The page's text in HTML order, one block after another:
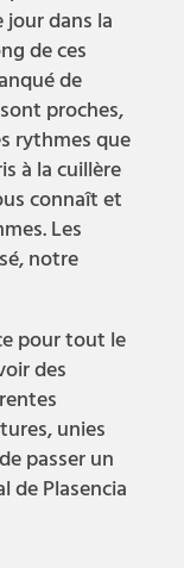
dans la
de ces
de
proches,
rythmes que
à la cuillère
connaît et
Les
notre
pour tout le
des
unies
passer un
de Plasencia